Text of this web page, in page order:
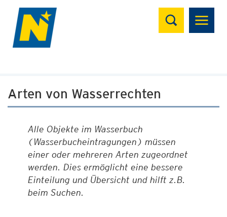
Suchen
Arten von Wasserrechten
Alle Objekte im Wasserbuch
(Wasserbucheintragungen) müssen
einer oder mehreren Arten zugeordnet
werden. Dies ermöglicht eine bessere
Einteilung und Übersicht und hilft z.B.
beim Suchen.